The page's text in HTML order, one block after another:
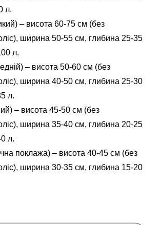
л.
– висота 60-75 см (без
ширина 50-55 см, глибина 25-35
л.
– висота 50-60 см (без
ширина 40-50 см, глибина 25-30
л.
– висота 45-50 см (без
ширина 35-40 см, глибина 20-25
л.
поклажа) – висота 40-45 см (без
ширина 30-35 см, глибина 15-20